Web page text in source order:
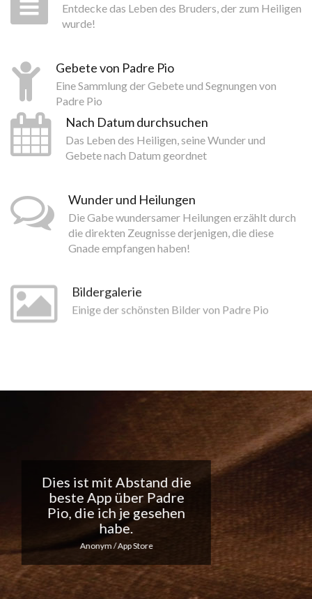
Entdecke das Leben des Bruders, der zum Heiligen
wurde!
Gebete von Padre Pio
Eine Sammlung der Gebete und Segnungen von
Padre Pio
Nach Datum durchsuchen
Das Leben des Heiligen, seine Wunder und
Gebete nach Datum geordnet
Wunder und Heilungen
Die Gabe wundersamer Heilungen erzählt durch
die direkten Zeugnisse derjenigen, die diese
Gnade empfangen haben!
Bildergalerie
Einige der schönsten Bilder von Padre Pio
Tolle App, ich liebe die
täglichen
Benachrichtigungen...
Macht weiter so!